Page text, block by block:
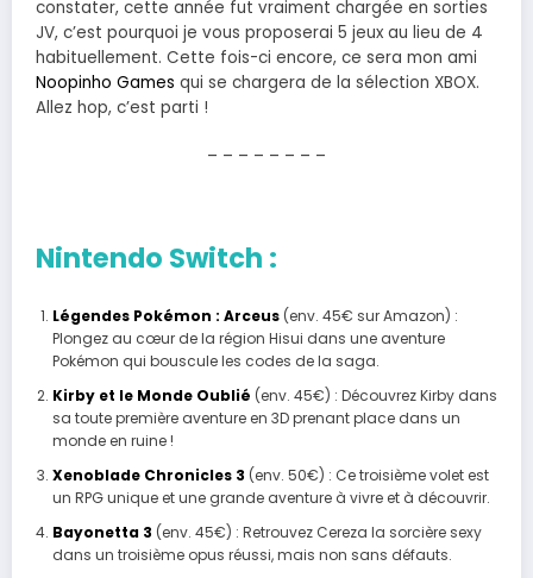
constater, cette année fut vraiment chargée en sorties
JV, c’est pourquoi je vous proposerai 5 jeux au lieu de 4
habituellement. Cette fois-ci encore, ce sera mon ami
Noopinho Games qui se chargera de la sélection XBOX.
Allez hop, c’est parti !
– – – – – – – –
Nintendo Switch :
Légendes Pokémon : Arceus(env. 45€ sur Amazon) :
Plongez au cœur de la région Hisui dans une aventure
Pokémon qui bouscule les codes de la saga.
Kirby et le Monde Oublié (env. 45€) : Découvrez Kirby dans
sa toute première aventure en 3D prenant place dans un
monde en ruine !
Xenoblade Chronicles 3 (env. 50€) : Ce troisième volet est
un RPG unique et une grande aventure à vivre et à découvrir.
Bayonetta 3 (env. 45€) : Retrouvez Cereza la sorcière sexy
dans un troisième opus réussi, mais non sans défauts.